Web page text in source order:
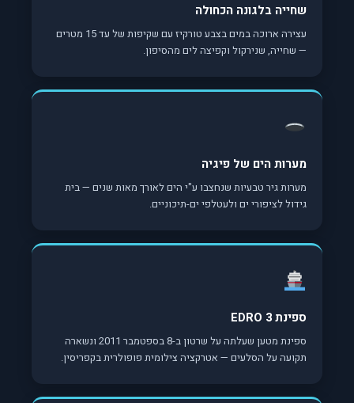
שחייה בלגונה הכחולה
עצירה ארוכה במים בצבע טורקיז עם שקיפות של עד 15 מטרים
— שחייה, שנירקול וקפיצה לים מהסיפון.
מערות הים של פיגיה
מערות גיר טבעיות שנחצבו ע"י הים לאורך מאות שנים — בית
גידול לציפורי ים ולעטלפי ים-תיכוניים.
ספינת EDRO 3
ספינת מטען שעלתה על שרטון ב-8 בספטמבר 2011 ונשארה
תקועה על הסלעים — אטרקציה צילומית פופולרית בקפריסין.